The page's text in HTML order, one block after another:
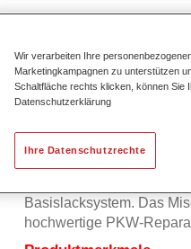
Basislacksystem. Das
hochwertige PKW-
Wir verarbeiten Ihre
Marketingkampagnen zu unterstützen
Schaltfläche rechts klicken, können Sie
Datenschutzerklärung
Ihre Datenschutzrechte